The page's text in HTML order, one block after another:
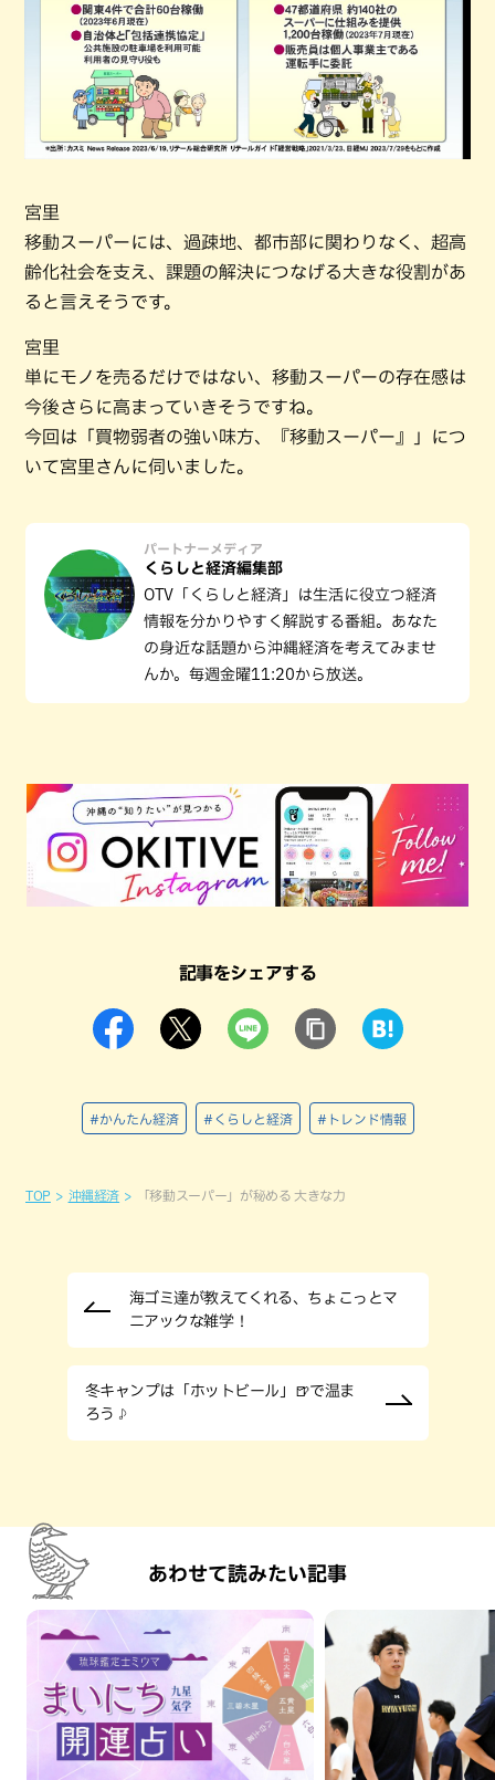
宮里
移動スーパーには、過疎地、都市部に関わりなく、超高
齢化社会を支え、課題の解決につなげる大きな役割があ
ると言えそうです。
宮里
単にモノを売るだけではない、移動スーパーの存在感は
今後さらに高まっていきそうですね。
今回は「買物弱者の強い味方、『移動スーパー』」につ
いて宮里さんに伺いました。
パートナーメディア
くらしと経済編集部
OTV「くらしと経済」は生活に役立つ経済
情報を分かりやすく解説する番組。あなた
の身近な話題から沖縄経済を考えてみませ
んか。毎週金曜11:20から放送。
記事をシェアする
#かんたん経済 #くらしと経済 #トレンド情報
TOP 沖縄経済 「移動スーパー」が秘める 大きな力
海ゴミ達が教えてくれる、ちょこっとマ
ニアックな雑学！
冬キャンプは「ホットビール」🍺で温ま
ろう♪
あわせて読みたい記事